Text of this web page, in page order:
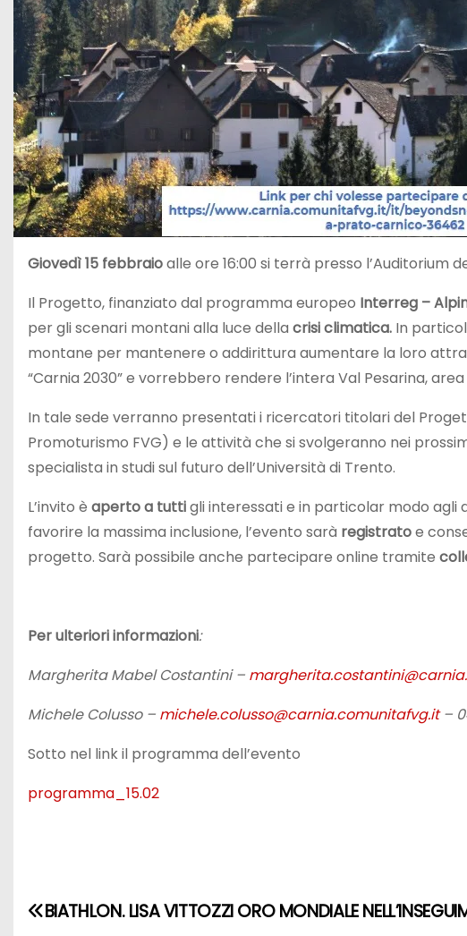
Giovedì 15 febbraioalle ore 16:00 si terrà presso l’Auditorium
Il Progetto, finanziato dal programma europeo Interreg –
per gli scenari montani alla luce della crisi climatica. In
montane per mantenere o addirittura aumentare la loro
“Carnia 2030” e vorrebbero rendere l’intera Val Pesarina,
In tale sede verranno presentati i ricercatori titolari del
Promoturismo FVG) e le attività che si svolgeranno nei
specialista in studi sul futuro dell’Università di Trento.
L’invito è aperto a tuttigli interessati e in particolar modo agli
favorire la massima inclusione, l’evento sarà registratoe
progetto. Sarà possibile anche partecipare online tramite
Per ulteriori informazioni:
Margherita Mabel Costantini –
Michele Colusso – michele.colusso@carnia.comunitafvg.it–
Sotto nel link il programma dell’evento
programma_15.02
BIATHLON. LISA VITTOZZI ORO MONDIALE